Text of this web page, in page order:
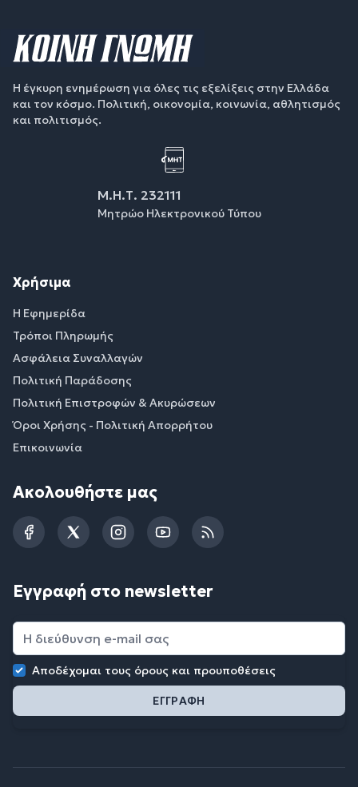
Η έγκυρη ενημέρωση για όλες τις εξελίξεις στην Ελλάδα
και τον κόσμο. Πολιτική, οικονομία, κοινωνία, αθλητισμός
και πολιτισμός.
Μ.Η.Τ. 232111
Μητρώο Ηλεκτρονικού Τύπου
Χρήσιμα
Η Εφημερίδα
Τρόποι Πληρωμής
Ασφάλεια Συναλλαγών
Πολιτική Παράδοσης
Πολιτική Επιστροφών & Ακυρώσεων
Όροι Χρήσης - Πολιτική Απορρήτου
Επικοινωνία
Ακολουθήστε μας
FacebookTwitterInstagramYouTubeRSS
Εγγραφή στο newsletter
Αποδέχομαι τους όρους και προυποθέσεις